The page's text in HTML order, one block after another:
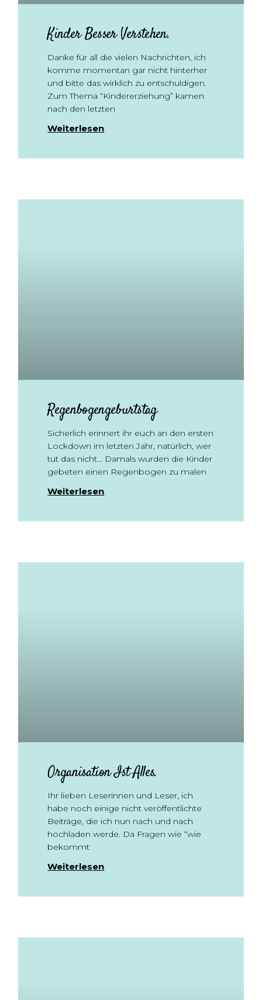
Kinder Besser Verstehen.
Danke für all die vielen Nachrichten, ich
komme momentan gar nicht hinterher
und bitte das wirklich zu entschuldigen.
Zum Thema “Kindererziehung” kamen
nach den letzten
Weiterlesen
Regenbogengeburtstag
Sicherlich erinnert ihr euch an den ersten
Lockdown im letzten Jahr, natürlich, wer
tut das nicht… Damals wurden die Kinder
gebeten einen Regenbogen zu malen
Weiterlesen
Organisation Ist Alles.
Ihr lieben Leserinnen und Leser, ich
habe noch einige nicht veröffentlichte
Beiträge, die ich nun nach und nach
hochladen werde. Da Fragen wie “wie
bekommt
Weiterlesen